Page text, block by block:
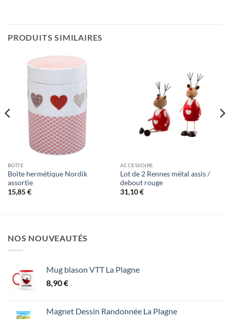
PRODUITS SIMILAIRES
BOÎTE
Boîte hermétique Nordik
assortie
15,85€
ACCESSOIRE
Lot de 2 Rennes métal assis /
debout rouge
31,10€
NOS NOUVEAUTÉS
Mug blason VTT La Plagne
8,90€
Magnet Dessin Randonnée La Plagne